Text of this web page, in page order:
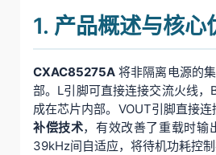
1. 产品概述与核心
CXAC85275A 将非隔离电源的
部。L引脚可直接连接交流火线
成在芯片内部。VOUT引脚直接
补偿技术，有效改善了重载时输
39kHz间自适应，将待机功耗控